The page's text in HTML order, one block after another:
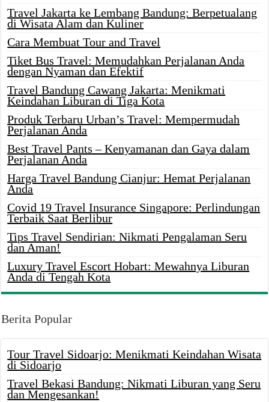
Travel Jakarta ke Lembang Bandung: Berpetualang
di Wisata Alam dan Kuliner
Cara Membuat Tour and Travel
Tiket Bus Travel: Memudahkan Perjalanan Anda
dengan Nyaman dan Efektif
Travel Bandung Cawang Jakarta: Menikmati
Keindahan Liburan di Tiga Kota
Produk Terbaru Urban’s Travel: Mempermudah
Perjalanan Anda
Best Travel Pants – Kenyamanan dan Gaya dalam
Perjalanan Anda
Harga Travel Bandung Cianjur: Hemat Perjalanan
Anda
Covid 19 Travel Insurance Singapore: Perlindungan
Terbaik Saat Berlibur
Tips Travel Sendirian: Nikmati Pengalaman Seru
dan Aman!
Luxury Travel Escort Hobart: Mewahnya Liburan
Anda di Tengah Kota
Berita Popular
Tour Travel Sidoarjo: Menikmati Keindahan Wisata
di Sidoarjo
Travel Bekasi Bandung: Nikmati Liburan yang Seru
dan Mengesankan!